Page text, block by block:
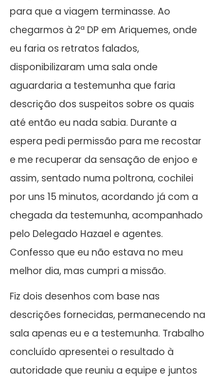
para que a viagem terminasse. Ao
chegarmos à 2ª DP em Ariquemes, onde
eu faria os retratos falados,
disponibilizaram uma sala onde
aguardaria a testemunha que faria
descrição dos suspeitos sobre os quais
até então eu nada sabia. Durante a
espera pedi permissão para me recostar
e me recuperar da sensação de enjoo e
assim, sentado numa poltrona, cochilei
por uns 15 minutos, acordando já com a
chegada da testemunha, acompanhado
pelo Delegado Hazael e agentes.
Confesso que eu não estava no meu
melhor dia, mas cumpri a missão.
Fiz dois desenhos com base nas
descrições fornecidas, permanecendo na
sala apenas eu e a testemunha. Trabalho
concluído apresentei o resultado à
autoridade que reuniu a equipe e juntos